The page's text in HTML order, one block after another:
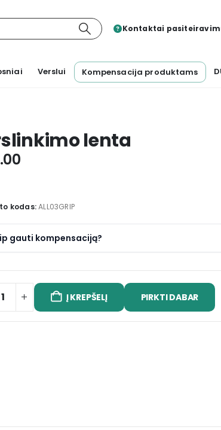
Kontaktai
Verslui Kompensacija produktams
lenta
kodas:ALL03GRIP
gauti kompensaciją?
Į KREPŠELĮ PIRKTI DABAR